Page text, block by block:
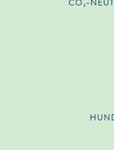
CO₂-